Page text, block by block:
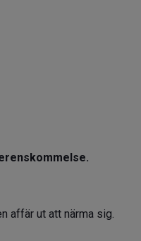
affär ut att närma sig.